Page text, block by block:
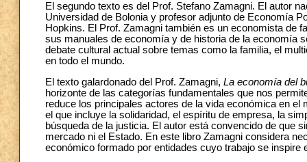
El segundo texto es del Prof. Stefano Zamagni. El autor
Universidad de Bolonia y profesor adjunto de Economía
Hopkins. El Prof. Zamagni también es un economista de
sus manuales de economía y de historia de la economía
debate cultural actual sobre temas como la familia, el
en todo el mundo.
El texto galardonado del Prof. Zamagni, La economía del
horizonte de las categorías fundamentales que nos
reduce los principales actores de la vida económica en
el que incluye la solidaridad, el espíritu de empresa, la
búsqueda de la justicia. El autor está convencido de que
mercado ni el Estado. En este libro Zamagni considera
económico formado por entidades cuyo trabajo se inspire